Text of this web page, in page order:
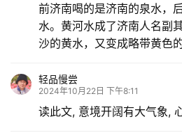
前济南喝的是济南的泉水，
水。黄河水成了济南人名副
沙的黄水，又变成略带黄色的
轻品慢尝
2024年10月22日 下午8:11
读此文, 意境开阔有大气象,